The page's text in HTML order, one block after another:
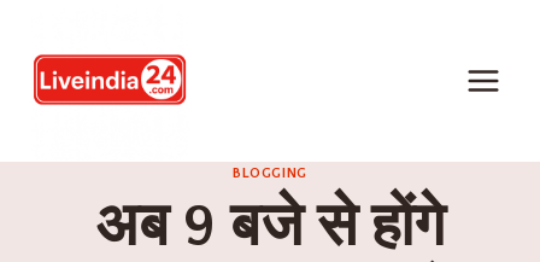
BLOGGING
अब 9 बजे से होंगे